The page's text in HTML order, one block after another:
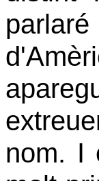
nom. I